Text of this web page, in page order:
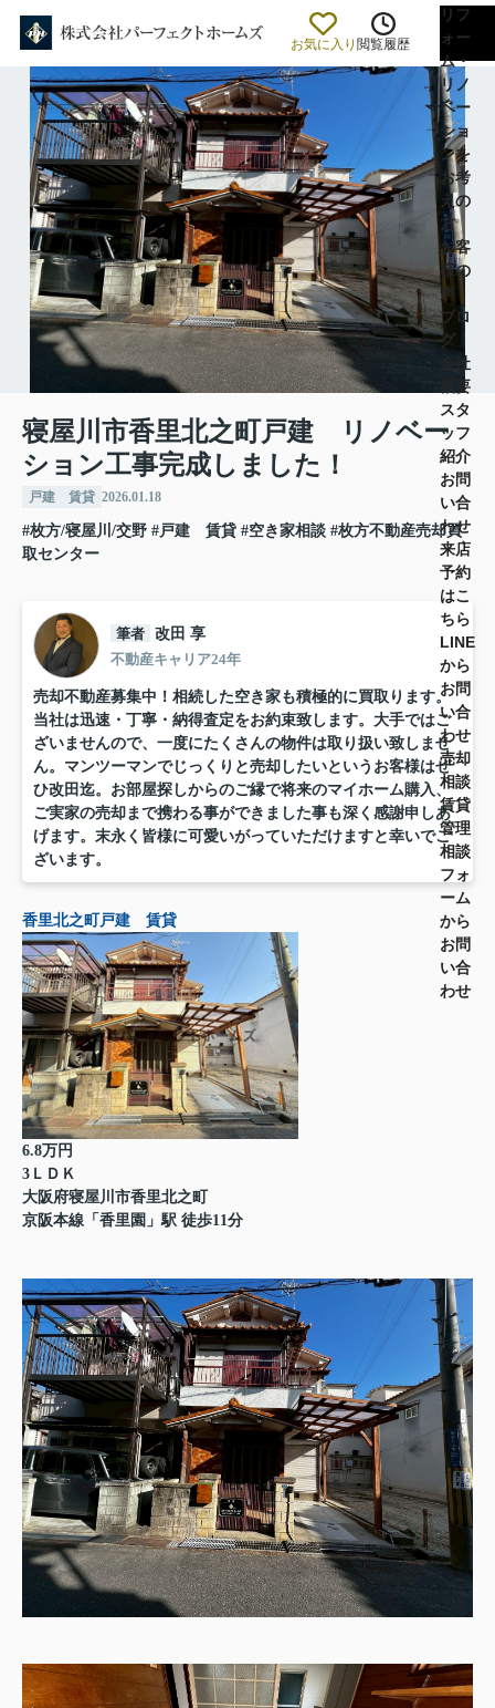
お気に入り 閲覧履歴
リフ
ォー
ム・
リノ
ベー
ショ
ンを
お考
えの
方
お客
様の
声
ブロ
グ
会社
概要
スタ
ッフ
紹介
お問
い合
わせ
来店
予約
はこ
ちら
LINE
から
お問
い合
わせ
売却
相談
賃貸
管理
相談
フォ
ーム
から
お問
い合
わせ
寝屋川市香里北之町戸建 リノベー
ション工事完成しました！
戸建 賃貸 2026.01.18
#枚方/寝屋川/交野 #戸建 賃貸 #空き家相談 #枚方不動産売却買
取センター
筆者 改田 享
不動産キャリア24年
売却不動産募集中！相続した空き家も積極的に買取ります。
当社は迅速・丁寧・納得査定をお約束致します。大手ではご
ざいませんので、一度にたくさんの物件は取り扱い致しませ
ん。マンツーマンでじっくりと売却したいというお客様はぜ
ひ改田迄。お部屋探しからのご縁で将来のマイホーム購入、
ご実家の売却まで携わる事ができました事も深く感謝申しあ
げます。末永く皆様に可愛いがっていただけますと幸いでご
ざいます。
香里北之町戸建 賃貸
6.8万円
3ＬＤＫ
大阪府寝屋川市香里北之町
京阪本線「香里園」駅 徒歩11分